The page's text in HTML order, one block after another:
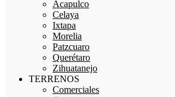
Acapulco
Celaya
Ixtapa
Morelia
Patzcuaro
Querétaro
Zihuatanejo
TERRENOS
Comerciales